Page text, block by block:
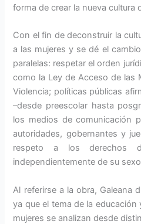
forma de crear la nueva cultura
Con el fin de deconstruir la
a las mujeres y se dé el
paralelas: respetar el orden
como la Ley de Acceso de las
Violencia; políticas públicas
–desde preescolar hasta
los medios de comunicación
autoridades, gobernantes y
respeto a los derechos
independientemente de su
Al referirse a la obra, Galeana
ya que el tema de la
mujeres se analizan desde